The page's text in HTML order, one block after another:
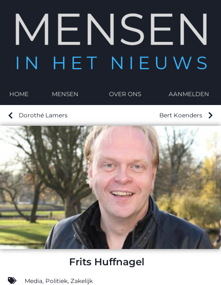
HOME MENSEN OVER ONS AANMELDEN
Dorothé Lamers Bert Koenders
Frits Huffnagel
Media, Politiek, Zakelijk